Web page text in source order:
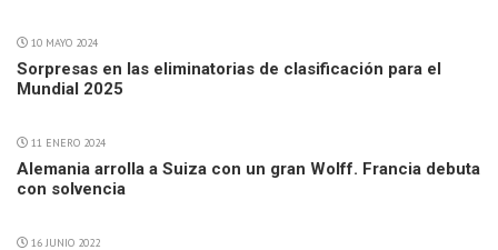
10 MAYO 2024
Sorpresas en las eliminatorias de clasificación para el
Mundial 2025
11 ENERO 2024
Alemania arrolla a Suiza con un gran Wolff. Francia debuta
con solvencia
16 JUNIO 2022